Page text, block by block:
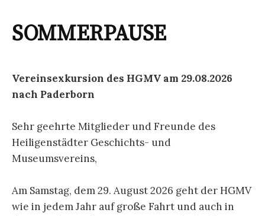
SOMMERPAUSE
Vereinsexkursion des HGMV am 29.08.2026
nach Paderborn
Sehr geehrte Mitglieder und Freunde des
Heiligenstädter Geschichts- und
Museumsvereins,
Am Samstag, dem 29. August 2026 geht der HGMV
wie in jedem Jahr auf große Fahrt und auch in